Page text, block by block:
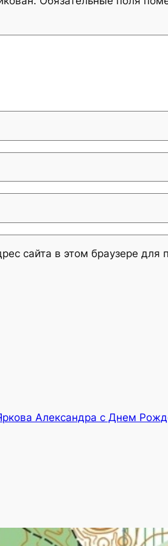
сайта в этом браузере
Александра с Днем